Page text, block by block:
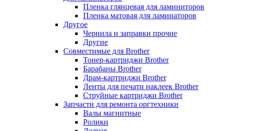
Пленка глянцевая для ламиниторов
Пленка матовая для ламинаторов
Другое
Чернила и заправки прочие
Другие
Совместимые для Brother
Тонер-картриджи Brother
Барабаны Brother
Драм-картриджи Brother
Ленты для печати наклеек Brother
Струйные картриджи Brother
Запчасти для ремонта оргтехники
Валы магнитные
Ролики